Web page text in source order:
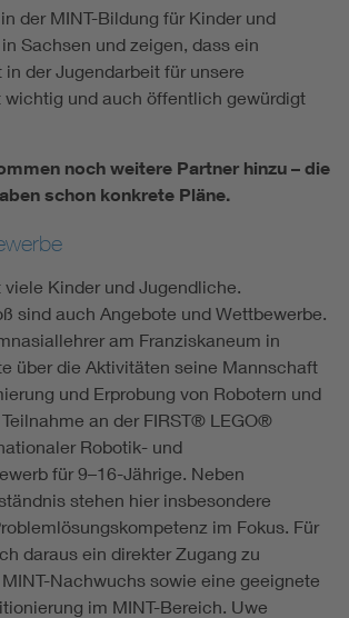
der MINT-Bildung für Kinder und
Sachsen und zeigen, dass ein
in der Jugendarbeit für unsere
wichtig und auch öffentlich gewürdigt
noch weitere Partner hinzu – die
schon konkrete Pläne.
Kinder und Jugendliche.
sind auch Angebote und Wettbewerbe.
am Franziskaneum in
über die Aktivitäten seine Mannschaft
und Erprobung von Robotern und
an der FIRST® LEGO®
Robotik- und
für 9–16-Jährige. Neben
stehen hier insbesondere
im Fokus. Für
daraus ein direkter Zugang zu
Nachwuchs sowie eine geeignete
im MINT-Bereich. Uwe